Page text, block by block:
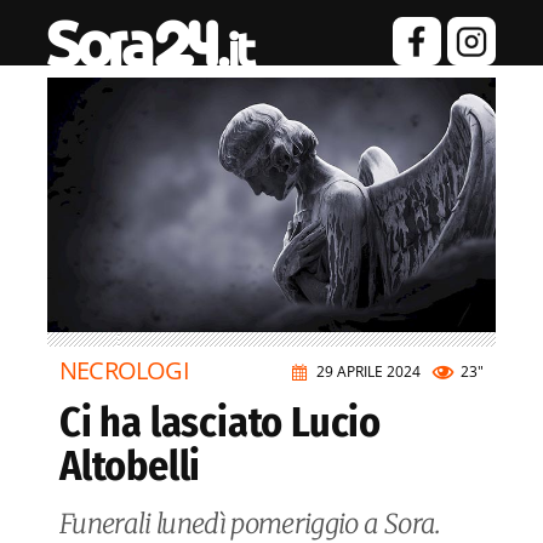
29 APRILE 2024 23"
NECROLOGI
Ci ha lasciato Lucio
Altobelli
Funerali lunedì pomeriggio a Sora.